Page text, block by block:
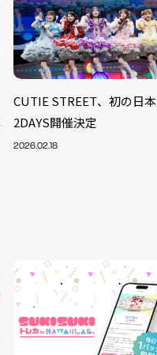
CUTIE STREET、初の日
2DAYS開催決定
2026.02.18